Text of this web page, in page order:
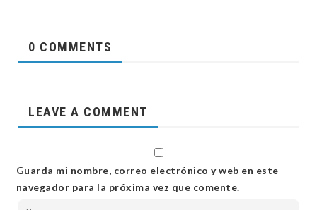
0 COMMENTS
LEAVE A COMMENT
Guarda mi nombre, correo electrónico y web en este
navegador para la próxima vez que comente.